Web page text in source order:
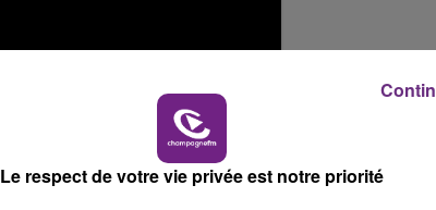
LE CLUB CHAMPAGNE FM
Le respect de votre vie privée est notre priorité